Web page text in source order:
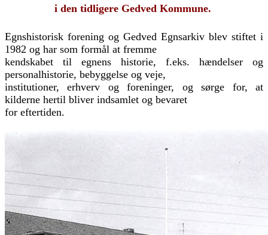
i den tidligere Gedved Kommune.
Egnshistorisk forening og Gedved Egnsarkiv blev stiftet i
1982 og har som formål at fremme
kendskabet til egnens historie, f.eks. hændelser og
personalhistorie, bebyggelse og veje,
institutioner, erhverv og foreninger, og sørge for, at
kilderne hertil bliver indsamlet og bevaret
for eftertiden.